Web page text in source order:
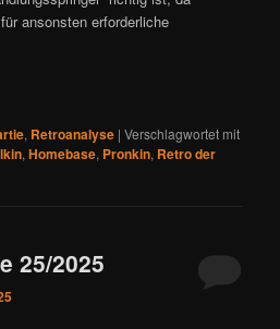
ansonsten erforderliche
, Retroanalyse |Verschlagwortet mit
,Homebase, Pronkin, Retro der
25/2025